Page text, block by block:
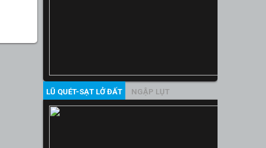
LŨ QUÉT-SẠT LỞ ĐẤT NGẬP LỤT